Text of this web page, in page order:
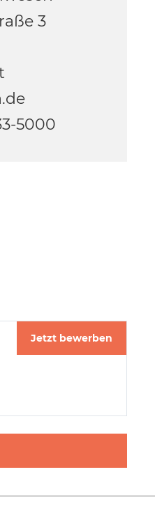
3
5000
Jetzt bewerben